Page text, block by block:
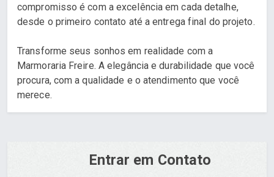
compromisso é com a excelência em cada detalhe,
desde o primeiro contato até a entrega final do projeto.
Transforme seus sonhos em realidade com a
Marmoraria Freire. A elegância e durabilidade que você
procura, com a qualidade e o atendimento que você
merece.
Entrar em Contato